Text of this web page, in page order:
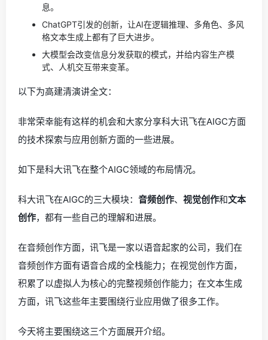
息。
ChatGPT引发的创新，让AI在逻辑推理、多角色、多风
格文本生成上都有了巨大进步。
大模型会改变信息分发获取的模式，并给内容生产模
式、人机交互带来变革。
以下为高建清演讲全文：
非常荣幸能有这样的机会和大家分享科大讯飞在AIGC方面
的技术探索与应用创新方面的一些进展。
如下是科大讯飞在整个AIGC领域的布局情况。
科大讯飞在AIGC的三大模块： 音频创作、 视觉创作和文本
创作，都有一些自己的理解和进展。
在音频创作方面，讯飞是一家以语音起家的公司，我们在
音频创作方面有语音合成的全栈能力；在视觉创作方面，
积累了以虚拟人为核心的完整视频创作能力；在文本生成
方面，讯飞这些年主要围绕行业应用做了很多工作。
今天将主要围绕这三个方面展开介绍。